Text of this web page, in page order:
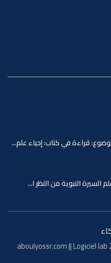
قراءة في كتاب: إحياء علم...
السيرة النبوية من النظر ا...